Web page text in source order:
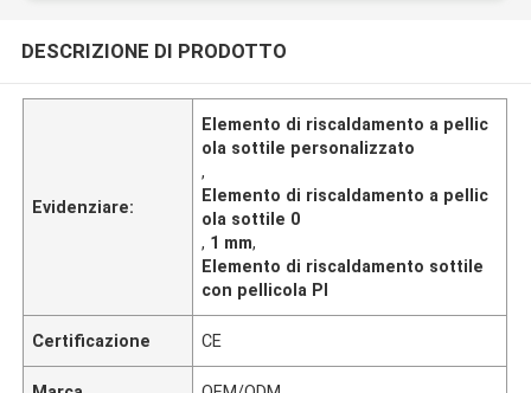
DESCRIZIONE DI PRODOTTO
Evidenziare:
Elemento di riscaldamento a pellic
ola sottile personalizzato
,
Elemento di riscaldamento a pellic
ola sottile 0
, 1 mm,
Elemento di riscaldamento sottile
con pellicola PI
Certificazione CE